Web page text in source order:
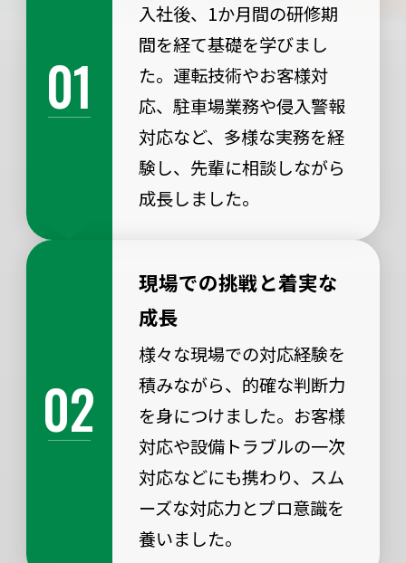
01
入社後、1か月間の研修期
間を経て基礎を学びまし
た。運転技術やお客様対
応、駐車場業務や侵入警報
対応など、多様な実務を経
験し、先輩に相談しながら
成長しました。
02
現場での挑戦と着実な
成長
様々な現場での対応経験を
積みながら、的確な判断力
を身につけました。お客様
対応や設備トラブルの一次
対応などにも携わり、スム
ーズな対応力とプロ意識を
養いました。